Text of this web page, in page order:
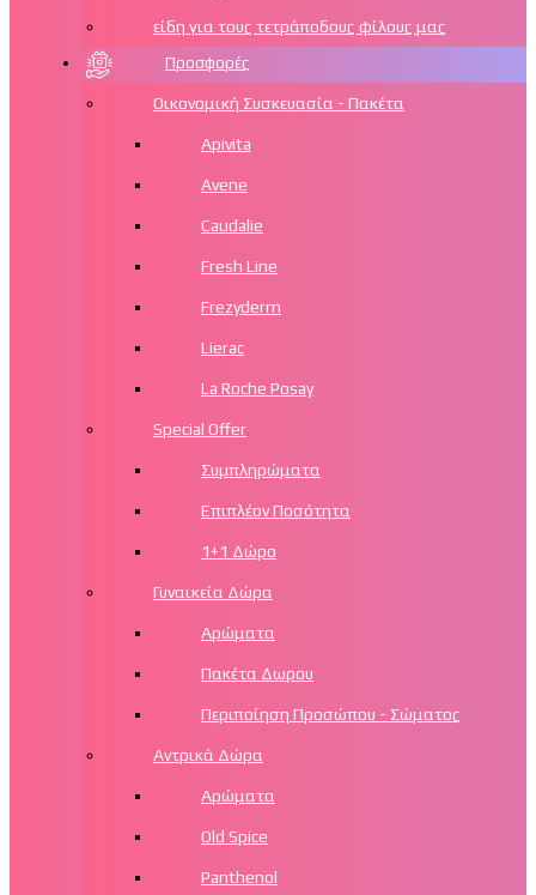
είδη για τους τετράποδους φίλους μας
Προσφορές
Οικονομική Συσκευασία - Πακέτα
Apivita
Avene
Caudalie
Fresh Line
Frezyderm
Lierac
La Roche Posay
Special Offer
Συμπληρώματα
Επιπλέον Ποσότητα
1+1 Δώρο
Γυναικεία Δώρα
Αρώματα
Πακέτα Δωρου
Περιποίηση Προσώπου - Σώματος
Αντρικά Δώρα
Αρώματα
Old Spice
Panthenol